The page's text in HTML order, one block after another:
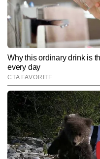
Follow Us:
Subscribe